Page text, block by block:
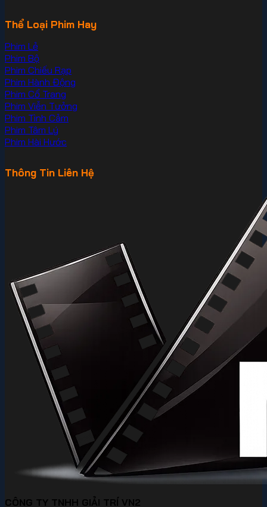
Thể Loại Phim Hay
Phim Lẻ
Phim Bộ
Phim Chiếu Rạp
Phim Hành Động
Phim Cổ Trang
Phim Viễn Tưởng
Phim Tình Cảm
Phim Tâm Lý
Phim Hài Hước
Thông Tin Liên Hệ
CÔNG TY TNHH GIẢI TRÍ VN2